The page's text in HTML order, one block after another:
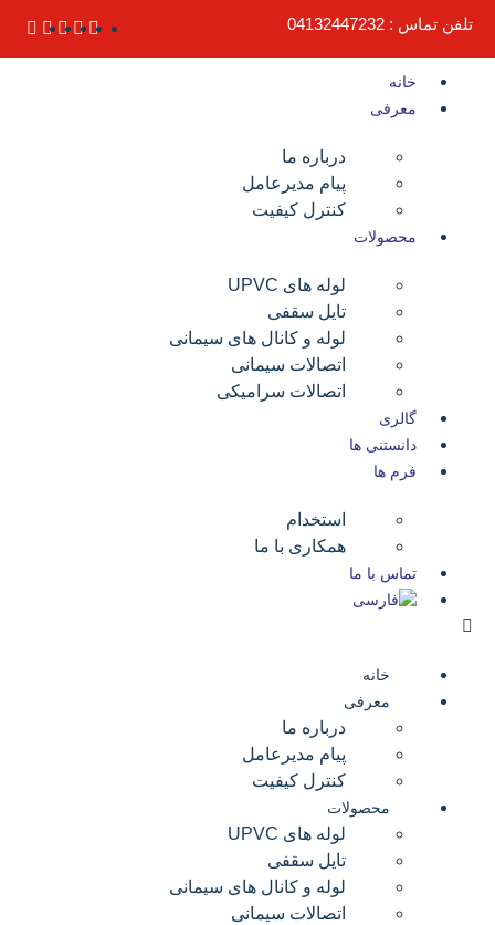
تلفن تماس : 04132447232
خانه
معرفی
درباره ما
پیام مدیرعامل
کنترل کیفیت
محصولات
لوله های UPVC
تایل سقفی
لوله و کانال های سیمانی
اتصالات سیمانی
اتصالات سرامیکی
گالری
دانستنی ها
فرم ها
استخدام
همکاری با ما
تماس با ما
خانه
معرفی
درباره ما
پیام مدیرعامل
کنترل کیفیت
محصولات
لوله های UPVC
تایل سقفی
لوله و کانال های سیمانی
اتصالات سیمانی